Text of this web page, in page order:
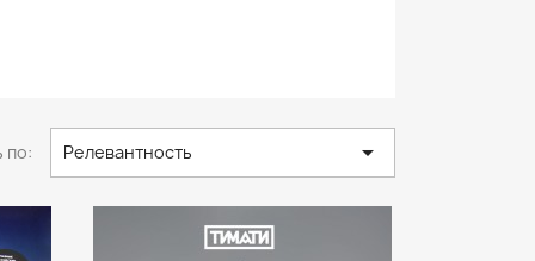
по: Релевантность 